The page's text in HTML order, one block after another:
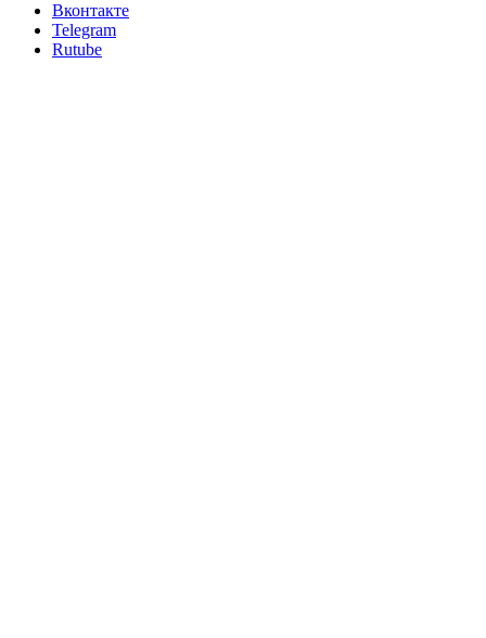
Вконтакте
Telegram
Rutube